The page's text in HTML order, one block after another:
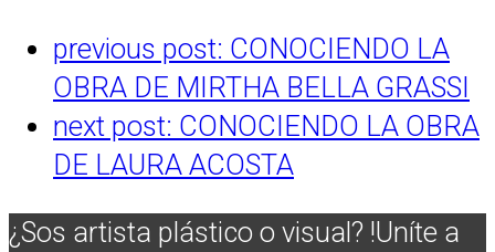
previous post: CONOCIENDO LA
OBRA DE MIRTHA BELLA GRASSI
next post: CONOCIENDO LA OBRA
DE LAURA ACOSTA
¿Sos artista plástico o visual? !Uníte a